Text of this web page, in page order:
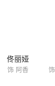
佟丽娅
饰 阿香